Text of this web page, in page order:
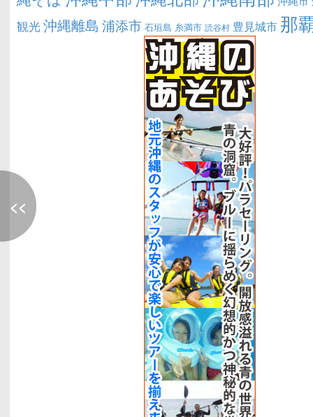
観光沖縄離島 浦添市 石垣島 糸満市 読谷村 豊見城市 那
<<